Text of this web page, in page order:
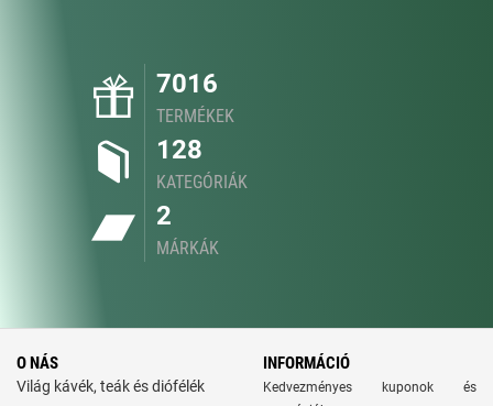
7016
TERMÉKEK
128
KATEGÓRIÁK
2
MÁRKÁK
O NÁS
Világ kávék, teák és diófélék
INFORMÁCIÓ
Kedvezményes kuponok és